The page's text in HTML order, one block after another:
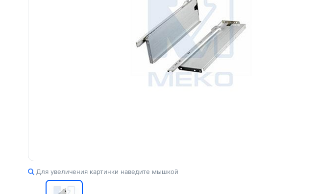
Для увеличения картинки наведите мышкой